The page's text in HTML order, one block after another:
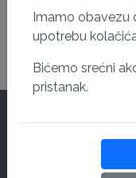
Autoriteti za
Imamo obavezu
upotrebu
Bićemo srećni
pristanak.